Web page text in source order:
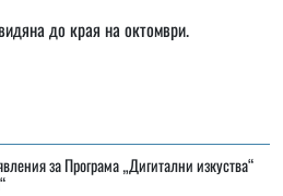
до края на октомври.
за Програма „Дигитални изкуства“